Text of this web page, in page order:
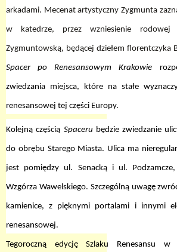
arkadami. Mecenat artystyczny Zygmunta
w katedrze, przez wzniesienie rodowej
Zygmuntowską, będącej dziełem florentczyka
Spacer po Renesansowym Krakowie
zwiedzania miejsca, które na stałe
renesansowej tej części Europy.
Kolejną częścią Spaceru będzie zwiedzanie
do obrębu Starego Miasta. Ulica ma
jest pomiędzy ul. Senacką i ul.
Wzgórza Wawelskiego. Szczególną uwagę
kamienice, z pięknymi portalami i innymi
renesansowej.
Tegoroczną edycję Szlaku Renesansu w